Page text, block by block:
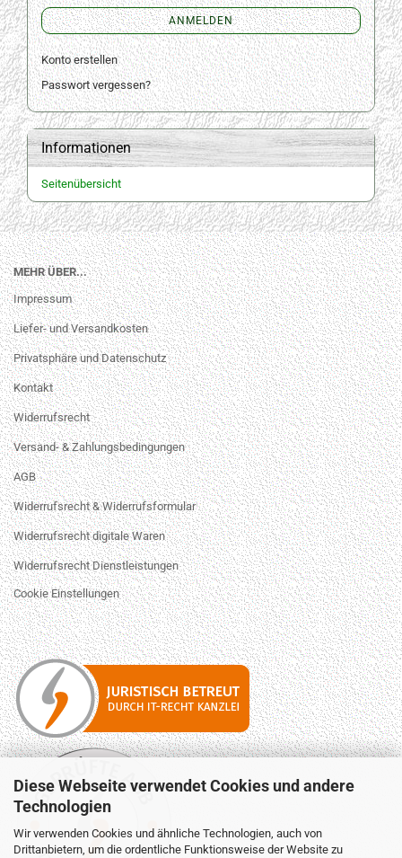
Diese Webseite verwendet Cookies und andere
Technologien
Wir verwenden Cookies und ähnliche Technologien, auch von
Drittanbietern, um die ordentliche Funktionsweise der Website zu
ANMELDEN
Konto erstellen
Passwort vergessen?
Informationen
Seitenübersicht
MEHR ÜBER...
Impressum
Liefer- und Versandkosten
Privatsphäre und Datenschutz
Kontakt
Widerrufsrecht
Versand- & Zahlungsbedingungen
AGB
Widerrufsrecht & Widerrufsformular
Widerrufsrecht digitale Waren
Widerrufsrecht Dienstleistungen
Cookie Einstellungen